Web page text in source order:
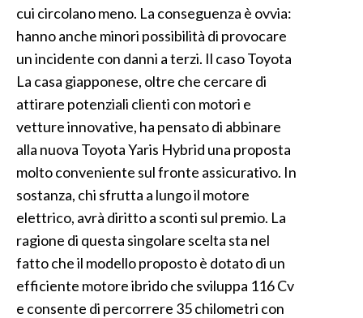
cui circolano meno. La conseguenza è ovvia:
hanno anche minori possibilità di provocare
un incidente con danni a terzi. Il caso Toyota
La casa giapponese, oltre che cercare di
attirare potenziali clienti con motori e
vetture innovative, ha pensato di abbinare
alla nuova Toyota Yaris Hybrid una proposta
molto conveniente sul fronte assicurativo. In
sostanza, chi sfrutta a lungo il motore
elettrico, avrà diritto a sconti sul premio. La
ragione di questa singolare scelta sta nel
fatto che il modello proposto è dotato di un
efficiente motore ibrido che sviluppa 116 Cv
e consente di percorrere 35 chilometri con